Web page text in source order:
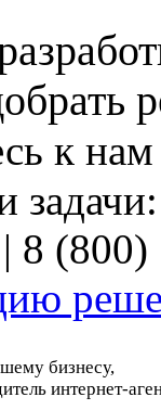
к
задачи:
| 8
бизнесу,
интернет-